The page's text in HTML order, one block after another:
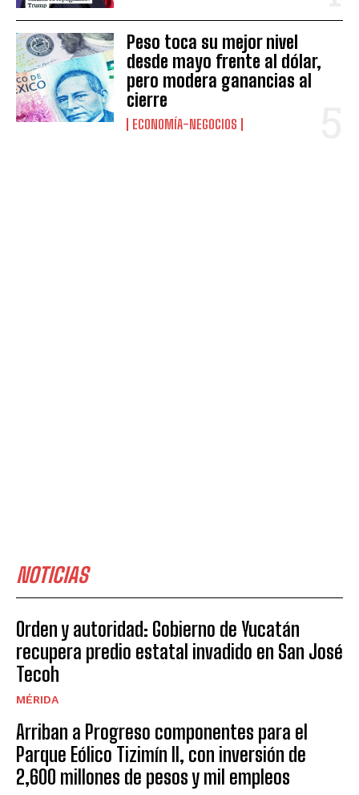
Peso toca su mejor nivel
desde mayo frente al dólar,
pero modera ganancias al
cierre
ECONOMÍA-NEGOCIOS
NOTICIAS
Orden y autoridad: Gobierno de Yucatán
recupera predio estatal invadido en San José
Tecoh
MÉRIDA
Arriban a Progreso componentes para el
Parque Eólico Tizimín II, con inversión de
2,600 millones de pesos y mil empleos